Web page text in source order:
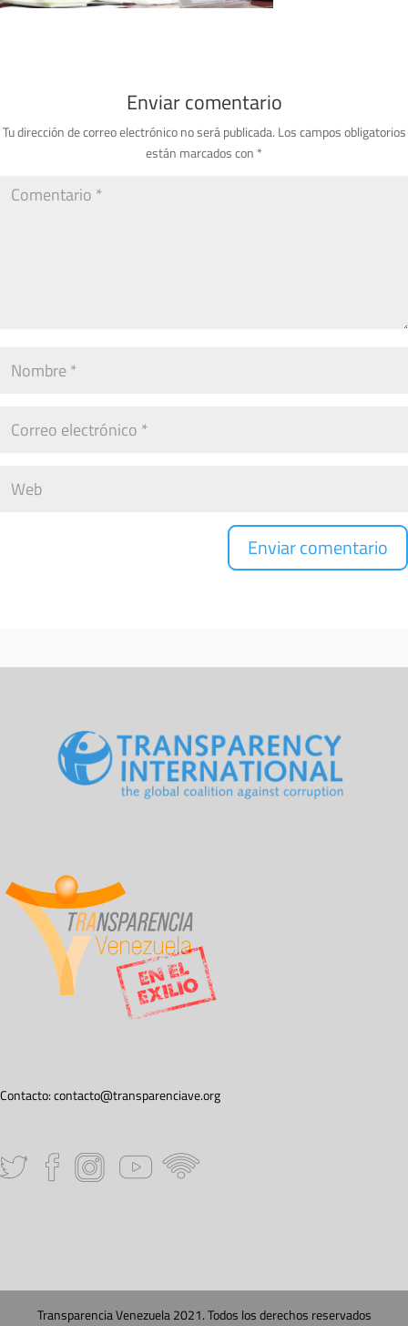
Enviar comentario
Tu dirección de correo electrónico no será publicada. Los campos obligatorios
están marcados con *
Contacto:contacto@transparenciave.org
Transparencia Venezuela 2021. Todos los derechos reservados